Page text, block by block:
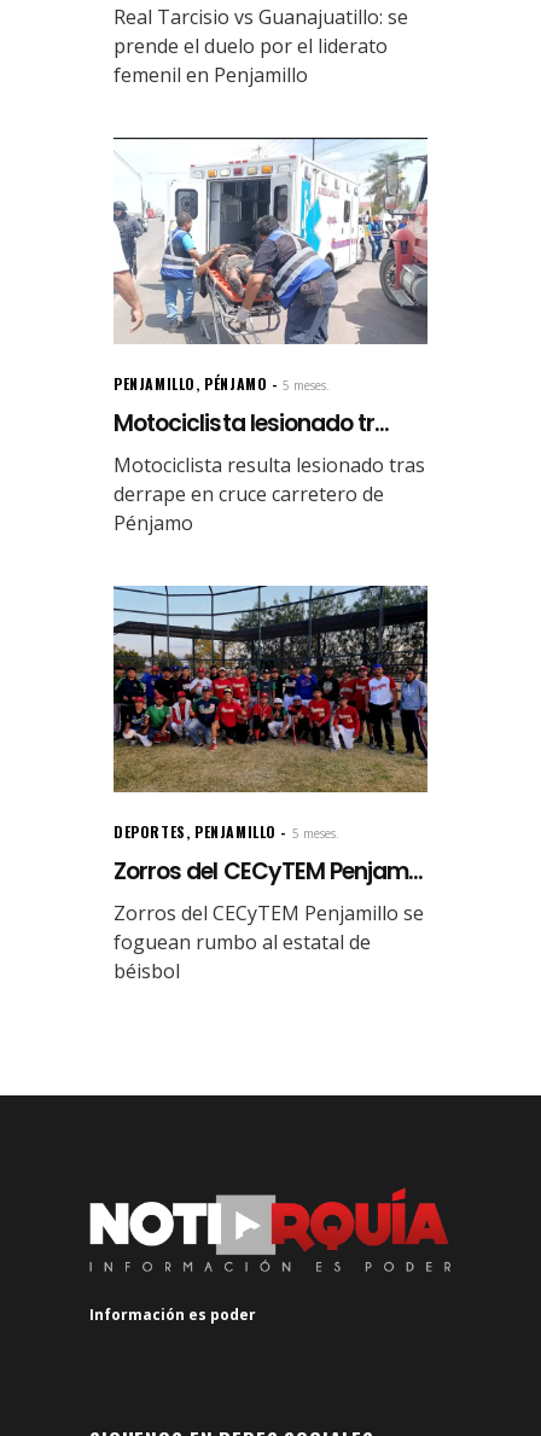
Real Tarcisio vs Guanajuatillo: se
prende el duelo por el liderato
femenil en Penjamillo
PENJAMILLO, PÉNJAMO 5 meses.
Motociclista lesionado tr...
Motociclista resulta lesionado tras
derrape en cruce carretero de
Pénjamo
DEPORTES, PENJAMILLO 5 meses.
Zorros del CECyTEM Penjam...
Zorros del CECyTEM Penjamillo se
foguean rumbo al estatal de
béisbol
Información es poder